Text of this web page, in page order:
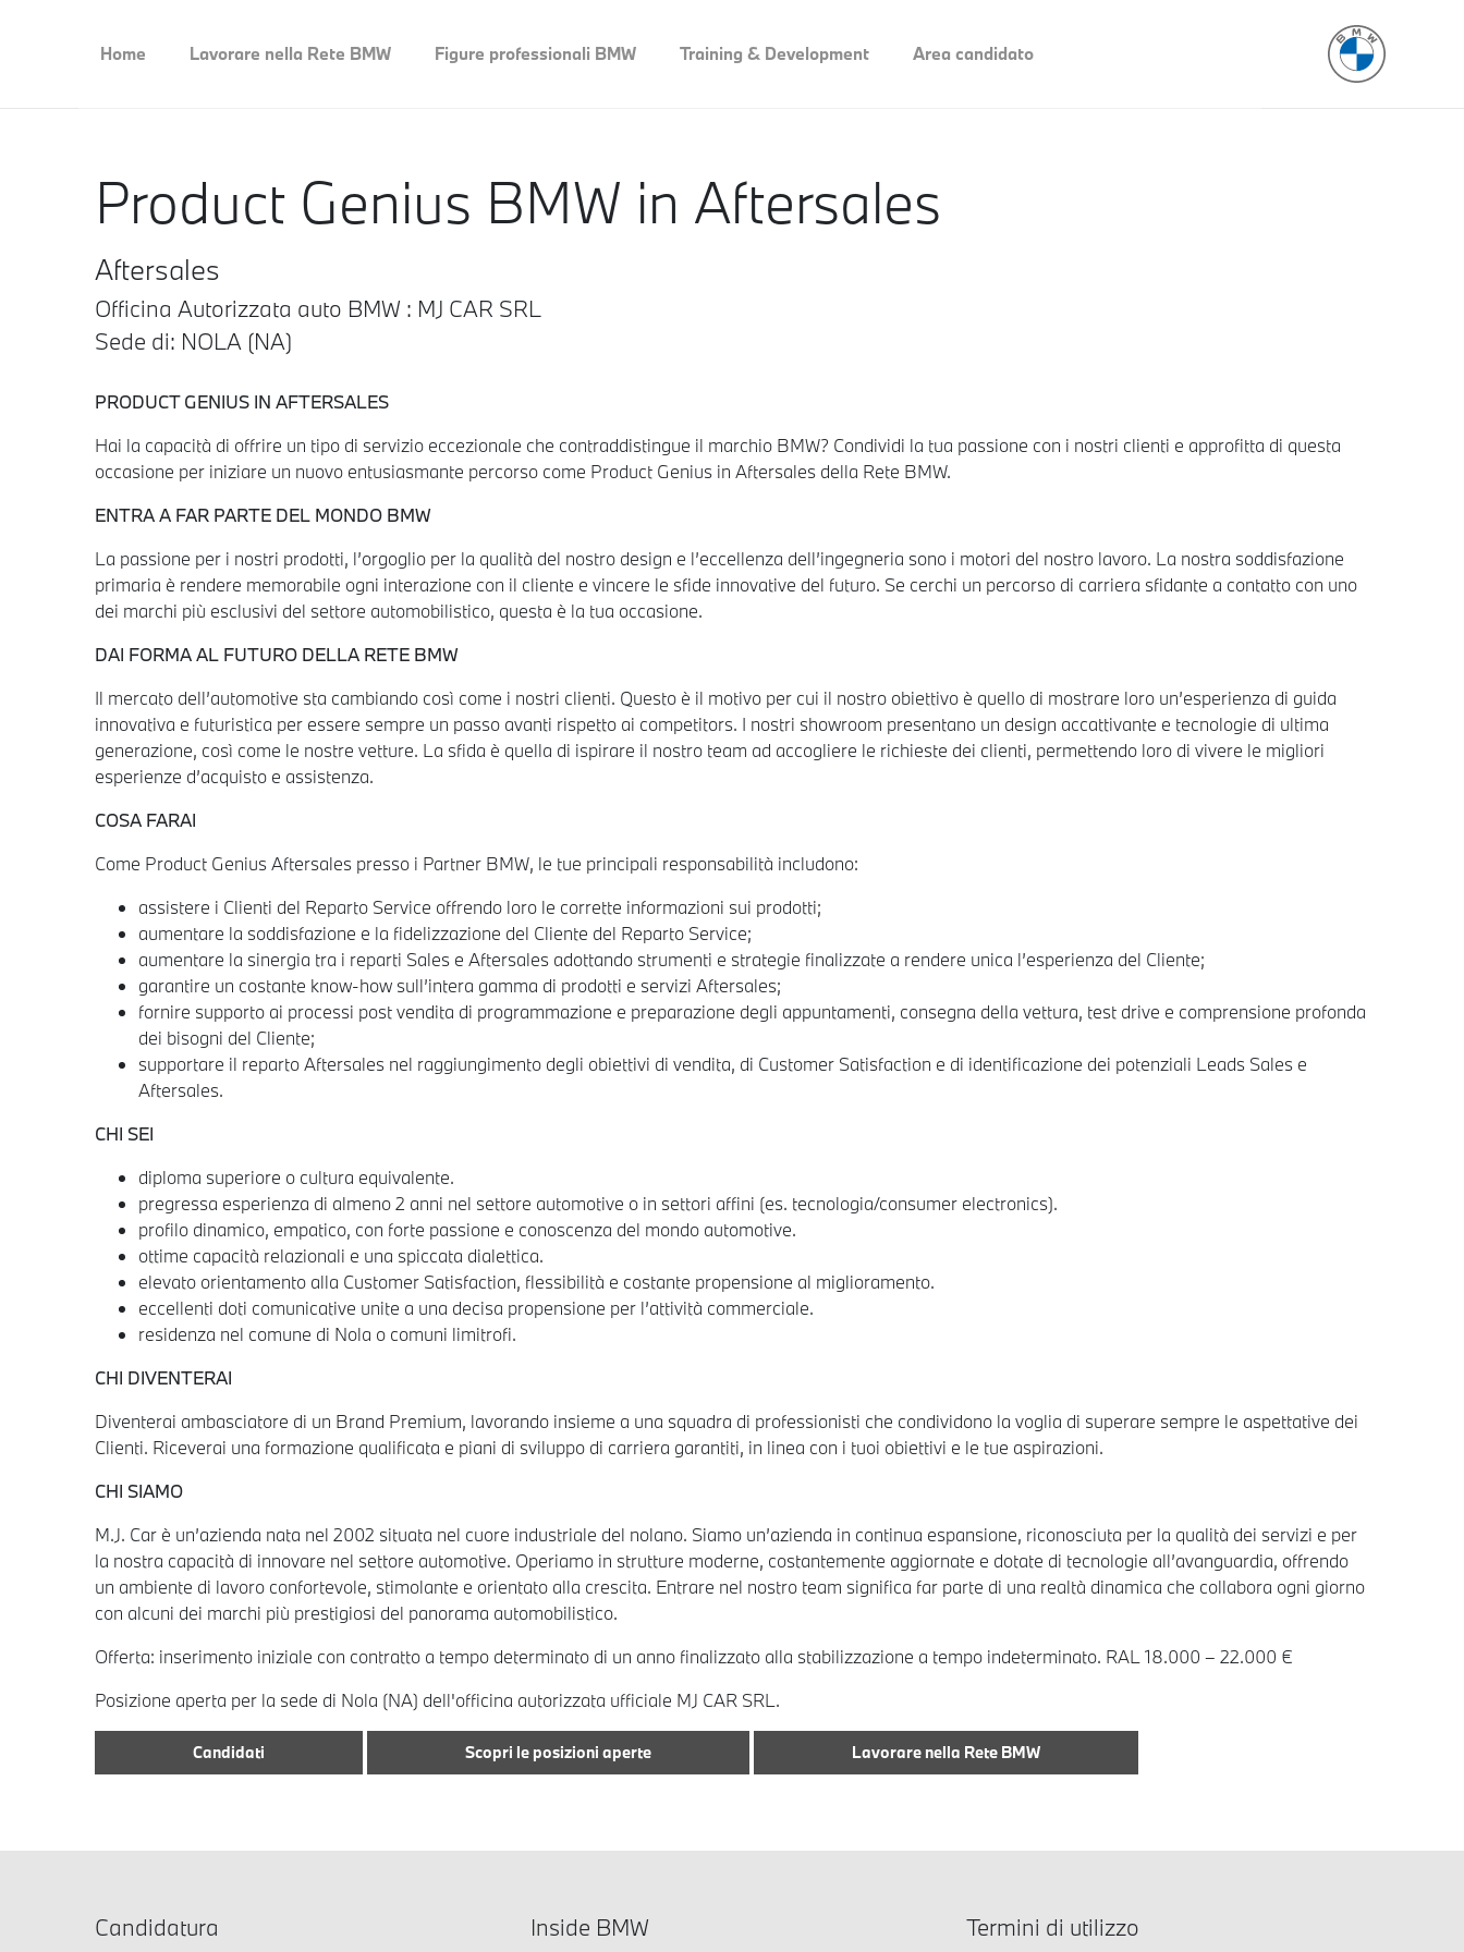
Home Lavorare nella Rete BMW Figure professionali BMW Training & Development Area candidato
Product Genius BMW in Aftersales
Aftersales
Officina Autorizzata auto BMW : MJ CAR SRL
Sede di: NOLA (NA)
PRODUCT GENIUS IN AFTERSALES
Hai la capacità di offrire un tipo di servizio eccezionale che contraddistingue il marchio BMW? Condividi la tua passione con i nostri clienti e approfitta di questa
occasione per iniziare un nuovo entusiasmante percorso come Product Genius in Aftersales della Rete BMW.
ENTRA A FAR PARTE DEL MONDO BMW
La passione per i nostri prodotti, l’orgoglio per la qualità del nostro design e l’eccellenza dell’ingegneria sono i motori del nostro lavoro. La nostra soddisfazione
primaria è rendere memorabile ogni interazione con il cliente e vincere le sfide innovative del futuro. Se cerchi un percorso di carriera sfidante a contatto con uno
dei marchi più esclusivi del settore automobilistico, questa è la tua occasione.
DAI FORMA AL FUTURO DELLA RETE BMW
Il mercato dell’automotive sta cambiando così come i nostri clienti. Questo è il motivo per cui il nostro obiettivo è quello di mostrare loro un’esperienza di guida
innovativa e futuristica per essere sempre un passo avanti rispetto ai competitors. I nostri showroom presentano un design accattivante e tecnologie di ultima
generazione, così come le nostre vetture. La sfida è quella di ispirare il nostro team ad accogliere le richieste dei clienti, permettendo loro di vivere le migliori
esperienze d’acquisto e assistenza.
COSA FARAI
Come Product Genius Aftersales presso i Partner BMW, le tue principali responsabilità includono:
assistere i Clienti del Reparto Service offrendo loro le corrette informazioni sui prodotti;
aumentare la soddisfazione e la fidelizzazione del Cliente del Reparto Service;
aumentare la sinergia tra i reparti Sales e Aftersales adottando strumenti e strategie finalizzate a rendere unica l’esperienza del Cliente;
garantire un costante know-how sull’intera gamma di prodotti e servizi Aftersales;
fornire supporto ai processi post vendita di programmazione e preparazione degli appuntamenti, consegna della vettura, test drive e comprensione profonda
dei bisogni del Cliente;
supportare il reparto Aftersales nel raggiungimento degli obiettivi di vendita, di Customer Satisfaction e di identificazione dei potenziali Leads Sales e
Aftersales.
CHI SEI
diploma superiore o cultura equivalente.
pregressa esperienza di almeno 2 anni nel settore automotive o in settori affini (es. tecnologia/consumer electronics).
profilo dinamico, empatico, con forte passione e conoscenza del mondo automotive.
ottime capacità relazionali e una spiccata dialettica.
elevato orientamento alla Customer Satisfaction, flessibilità e costante propensione al miglioramento.
eccellenti doti comunicative unite a una decisa propensione per l’attività commerciale.
residenza nel comune di Nola o comuni limitrofi.
CHI DIVENTERAI
Diventerai ambasciatore di un Brand Premium, lavorando insieme a una squadra di professionisti che condividono la voglia di superare sempre le aspettative dei
Clienti. Riceverai una formazione qualificata e piani di sviluppo di carriera garantiti, in linea con i tuoi obiettivi e le tue aspirazioni.
CHI SIAMO
M.J. Car è un’azienda nata nel 2002 situata nel cuore industriale del nolano. Siamo un’azienda in continua espansione, riconosciuta per la qualità dei servizi e per
la nostra capacità di innovare nel settore automotive. Operiamo in strutture moderne, costantemente aggiornate e dotate di tecnologie all’avanguardia, offrendo
un ambiente di lavoro confortevole, stimolante e orientato alla crescita. Entrare nel nostro team significa far parte di una realtà dinamica che collabora ogni giorno
con alcuni dei marchi più prestigiosi del panorama automobilistico.
Offerta: inserimento iniziale con contratto a tempo determinato di un anno finalizzato alla stabilizzazione a tempo indeterminato. RAL 18.000 – 22.000 €
Posizione aperta per la sede di Nola (NA) dell'officina autorizzata ufficiale MJ CAR SRL.
Candidati Scopri le posizioni aperte Lavorare nella Rete BMW
Candidatura Inside BMW Termini di utilizzo